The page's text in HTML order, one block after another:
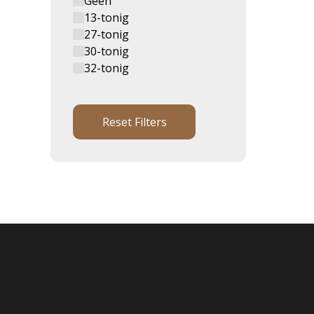
13-tonig
27-tonig
30-tonig
32-tonig
Reset Filters